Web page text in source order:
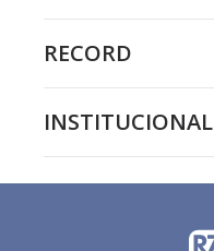
RECORD
INSTITUCIONAL